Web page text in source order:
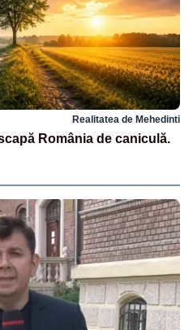
Realitatea de Mehedinti
România de caniculă.